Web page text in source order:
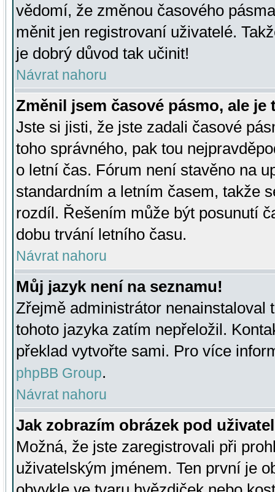
vědomí, že změnou časového
měnit jen registrovaní uživatelé.
je dobrý důvod tak učinit!
Návrat nahoru
Změnil jsem časové pásmo, ale je
Jste si jisti, že jste zadali časové
toho správného, pak tou
o letní čas. Fórum není stavěno na
standardním a letním časem, takže
rozdíl. Řešením může být posunutí
dobu trvání letního času.
Návrat nahoru
Můj jazyk není na seznamu!
Zřejmě administrátor nenainstaloval
tohoto jazyka zatím nepřeložil.
překlad vytvořte sami. Pro více
phpBB Group.
Návrat nahoru
Jak zobrazím obrázek pod
Možná, že jste zaregistrovali při
uživatelským jménem. Ten první je